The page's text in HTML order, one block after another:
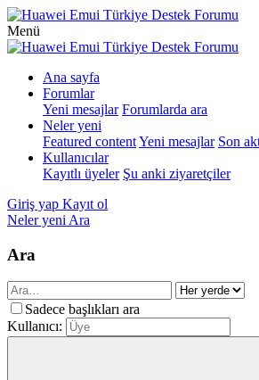
Menü
Ana sayfa
Forumlar
Yeni mesajlar Forumlarda ara
Neler yeni
Featured contentYeni mesajlar Son
Kullanıcılar
Kayıtlı üyeler Şu anki ziyaretçiler
Giriş yap Kayıt ol
Neler yeni Ara
Ara
Sadece başlıkları ara
Kullanıcı: